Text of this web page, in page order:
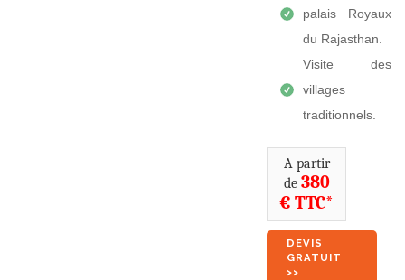
palais Royaux
du Rajasthan.
Visite des
villages
traditionnels.
A partir
de 380
€ TTC*
DEVIS
GRATUIT
>>